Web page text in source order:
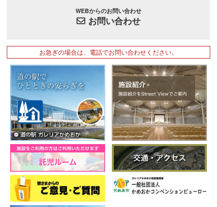
WEBからのお問い合わせ
お問い合わせ
お急ぎの場合は、電話でお問い合わせください。